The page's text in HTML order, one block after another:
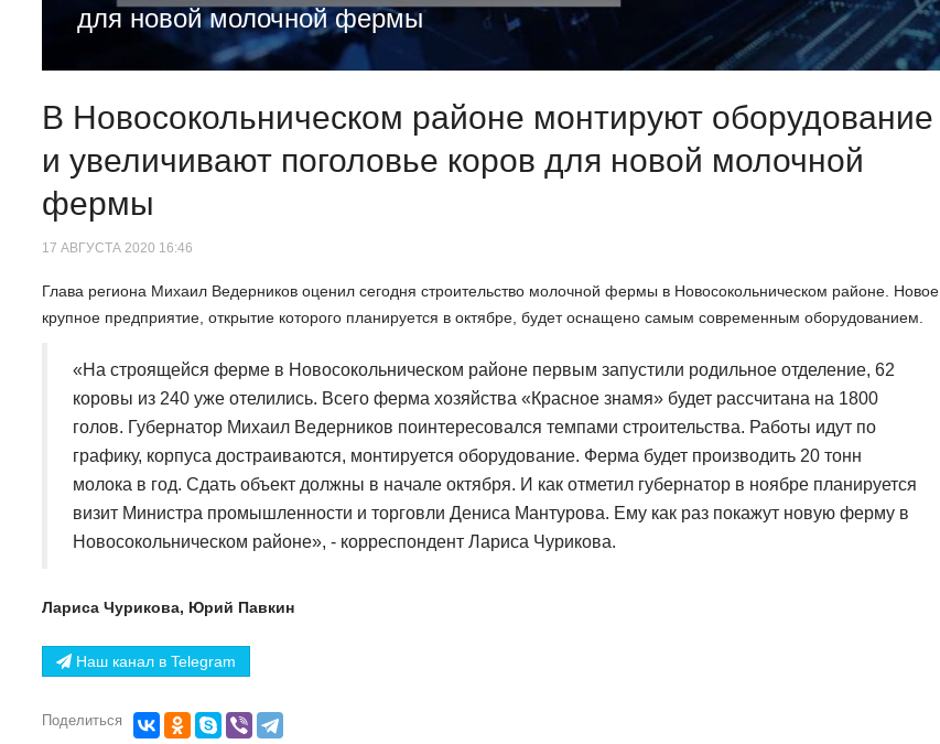
для новой молочной фермы
В Новосокольническом районе монтируют оборудование
и увеличивают поголовье коров для новой молочной
фермы
17 АВГУСТА 2020 16:46
Глава региона Михаил Ведерников оценил сегодня строительство молочной фермы в Новосокольническом районе. Новое
крупное предприятие, открытие которого планируется в октябре, будет оснащено самым современным оборудованием.
«На строящейся ферме в Новосокольническом районе первым запустили родильное отделение, 62
коровы из 240 уже отелились. Всего ферма хозяйства «Красное знамя» будет рассчитана на 1800
голов. Губернатор Михаил Ведерников поинтересовался темпами строительства. Работы идут по
графику, корпуса достраиваются, монтируется оборудование. Ферма будет производить 20 тонн
молока в год. Сдать объект должны в начале октября. И как отметил губернатор в ноябре планируется
визит Министра промышленности и торговли Дениса Мантурова. Ему как раз покажут новую ферму в
Новосокольническом районе», - корреспондент Лариса Чурикова.
Лариса Чурикова, Юрий Павкин
Наш канал в Telegram
Поделиться